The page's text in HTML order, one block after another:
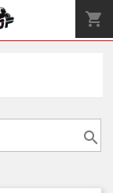
shopping_cart
